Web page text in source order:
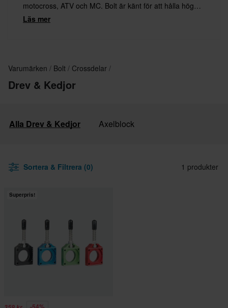
motocross, ATV och MC. Bolt är känt för att hålla hög
standard på sina produkter.
Läs mer
Varumärken Bolt Crossdelar
Drev & Kedjor
Alla Drev & Kedjor Axelblock
Sortera & Filtrera (0) 1 produkter
Superpris!